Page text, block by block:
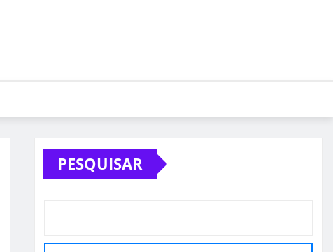
PESQUISAR